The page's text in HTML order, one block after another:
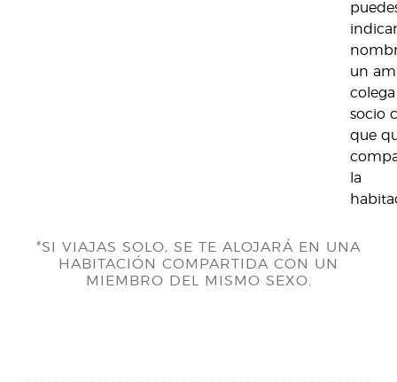
un
socio
que
la
*SI VIAJAS SOLO, SE TE ALOJARÁ EN UNA
HABITACIÓN COMPARTIDA CON UN
MIEMBRO DEL MISMO SEXO.